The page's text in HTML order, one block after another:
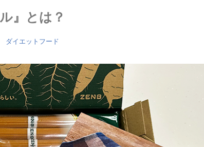
ル』とは？
ダイエットフード